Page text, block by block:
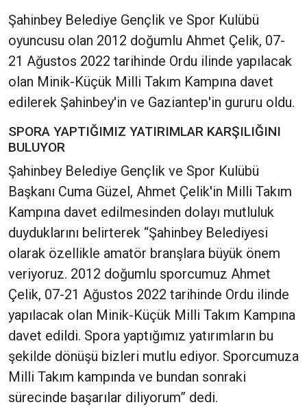
Şahinbey Belediye Gençlik ve Spor Kulübü
oyuncusu olan 2012 doğumlu Ahmet Çelik, 07-
21 Ağustos 2022 tarihinde Ordu ilinde yapılacak
olan Minik-Küçük Milli Takım Kampına davet
edilerek Şahinbey'in ve Gaziantep'in gururu oldu.
SPORA YAPTIĞIMIZ YATIRIMLAR KARŞILIĞINI
BULUYOR
Şahinbey Belediye Gençlik ve Spor Kulübü
Başkanı Cuma Güzel, Ahmet Çelik'in Milli Takım
Kampına davet edilmesinden dolayı mutluluk
duyduklarını belirterek “Şahinbey Belediyesi
olarak özellikle amatör branşlara büyük önem
veriyoruz. 2012 doğumlu sporcumuz Ahmet
Çelik, 07-21 Ağustos 2022 tarihinde Ordu ilinde
yapılacak olan Minik-Küçük Milli Takım Kampına
davet edildi. Spora yaptığımız yatırımların bu
şekilde dönüşü bizleri mutlu ediyor. Sporcumuza
Milli Takım kampında ve bundan sonraki
sürecinde başarılar diliyorum” dedi.